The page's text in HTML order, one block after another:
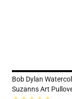
Bob Dylan
Suzanns Art